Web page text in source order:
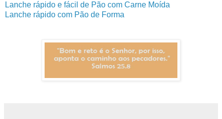
Lanche rápido e fácil de Pão com Carne Moída
Lanche rápido com Pão de Forma